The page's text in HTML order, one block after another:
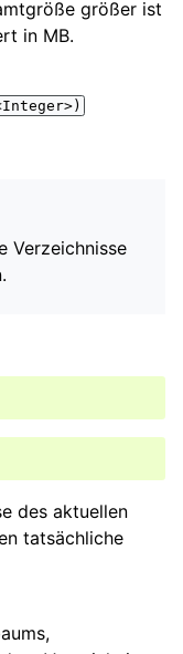
größer ist
in MB.
Verzeichnisse
des aktuellen
tatsächliche